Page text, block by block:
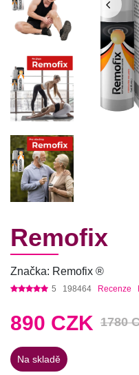
Remofix
Značka: Remofix ®
5 198464 Recenze
890 CZK 1780
Na skladě